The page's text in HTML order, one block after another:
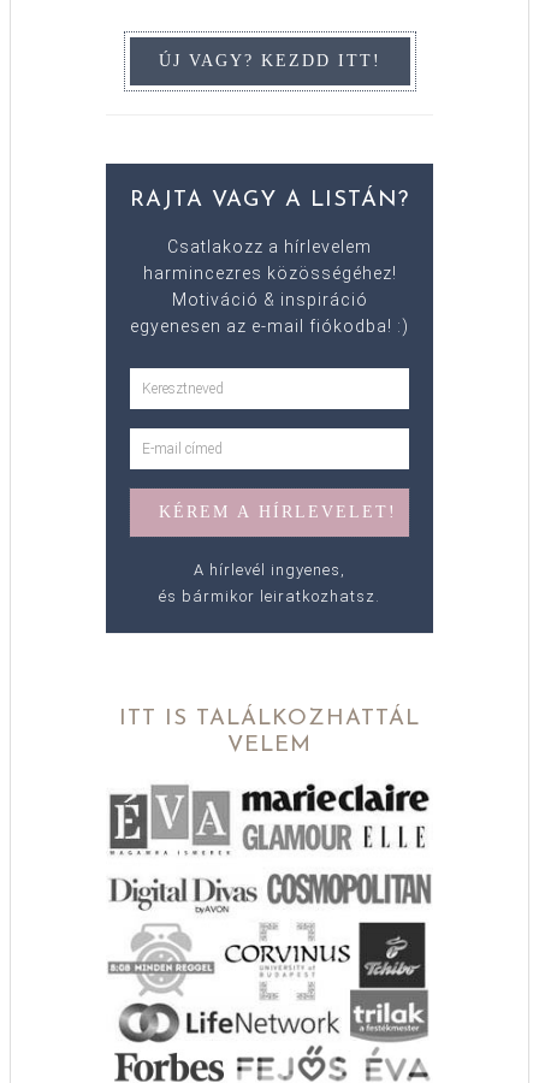
RAJTA VAGY A LISTÁN?
Csatlakozz a hírlevelem
harmincezres közösségéhez!
Motiváció & inspiráció
egyenesen az e-mail fiókodba! :)
A hírlevél ingyenes,
és bármikor leiratkozhatsz.
ITT IS TALÁLKOZHATTÁL
VELEM